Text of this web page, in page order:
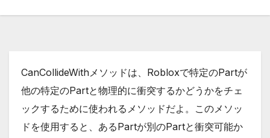
CanCollideWithメソッドは、Robloxで特定のPartが
他の特定のPartと物理的に衝突するかどうかをチェ
ックするために使われるメソッドだよ。このメソッ
ドを使用すると、あるPartが別のPartと衝突可能か